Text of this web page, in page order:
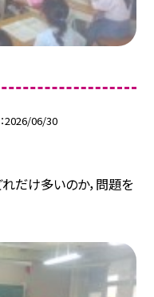
2026/06/30
だけ多いのか，問題を